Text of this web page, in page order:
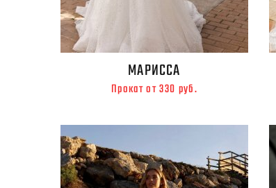
МАРИССА
Прокат от 330 руб.